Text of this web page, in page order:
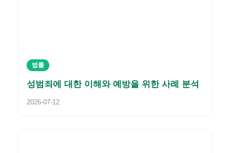
법률
성범죄에 대한 이해와 예방을 위한 사례 분석
2026-07-12